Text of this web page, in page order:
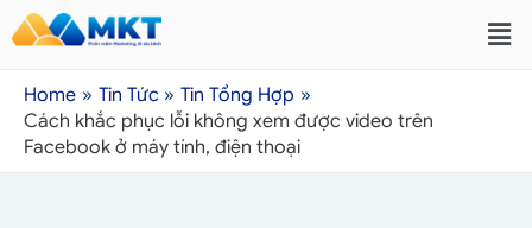
Home Tin Tức
Tin Tổng Hợp
Cách khắc phục lỗi không xem được video trên
Facebook ở máy tính, điện thoại